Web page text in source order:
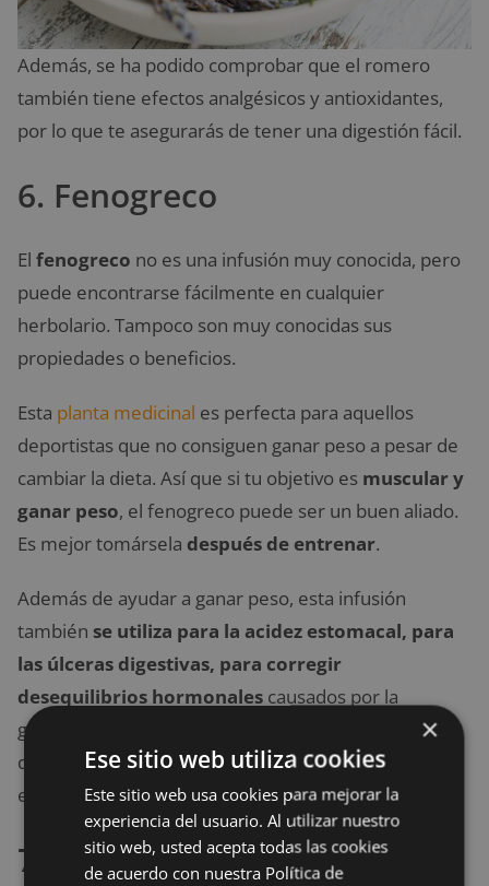
Además, se ha podido comprobar que el romero
también tiene efectos analgésicos y antioxidantes,
por lo que te asegurarás de tener una digestión fácil.
6. Fenogreco
El fenogreco no es una infusión muy conocida, pero
puede encontrarse fácilmente en cualquier
herbolario. Tampoco son muy conocidas sus
propiedades o beneficios.
Esta planta medicinal es perfecta para aquellos
deportistas que no consiguen ganar peso a pesar de
cambiar la dieta. Así que si tu objetivo es muscular y
ganar peso, el fenogreco puede ser un buen aliado.
Es mejor tomársela después de entrenar.
Además de ayudar a ganar peso, esta infusión
también se utiliza para la acidez estomacal, para
las úlceras digestivas, para corregir
desequilibrios hormonales causados por la
glándula de la tiroides, para mejorar problemas
derivados de la anemia y, finalmente, para aumentar
el apetito.
7. Menta
×
Ese sitio web utiliza cookies
Este sitio web usa cookies para mejorar la
experiencia del usuario. Al utilizar nuestro
sitio web, usted acepta todas las cookies
de acuerdo con nuestra Política de